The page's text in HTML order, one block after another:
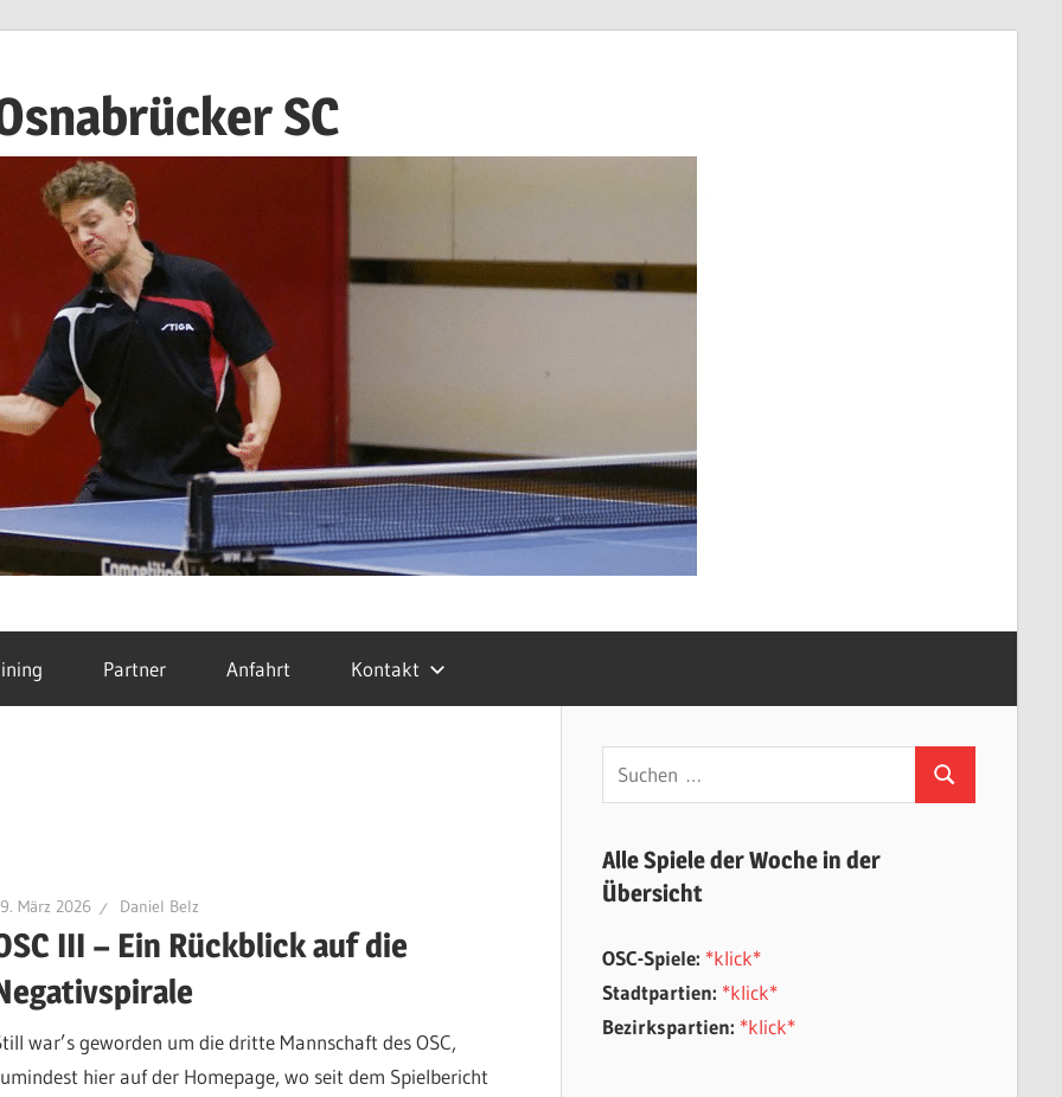
SC
Partner Anfahrt Kontakt
März 2026 Daniel Belz
III – Ein Rückblick auf die
war’s geworden um die dritte Mannschaft des OSC,
hier auf der Homepage, wo seit dem Spielbericht
Suchen
nach:
Suchen
Alle Spiele der Woche in der
Übersicht
OSC-Spiele: *klick*
Stadtpartien: *klick*
Bezirkspartien: *klick*